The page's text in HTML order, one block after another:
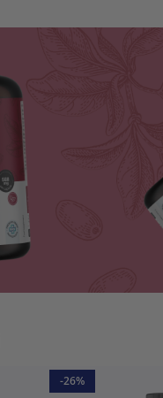
-26%